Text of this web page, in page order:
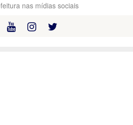
nas mídias sociais